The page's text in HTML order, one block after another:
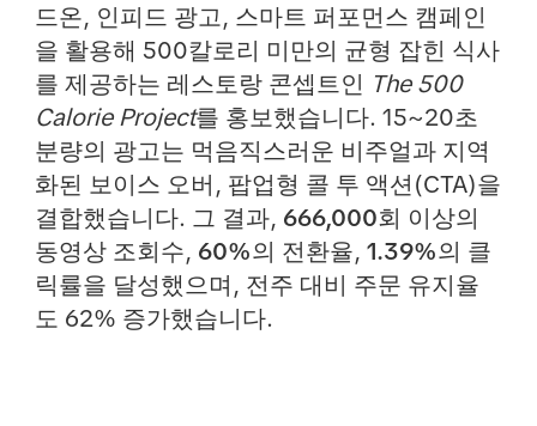
드온, 인피드 광고 , 스마트 퍼포먼스 캠페인
을 활용해 500칼로리 미만의 균형 잡힌 식사
를 제공하는 레스토랑 콘셉트인 The 500
Calorie Project를 홍보했습니다. 15~20초
분량의 광고는 먹음직스러운 비주얼과 지역
화된 보이스 오버, 팝업형 콜 투 액션(CTA)을
결합했습니다. 그 결과, 666,000회 이상의
동영상 조회수, 60%의 전환율, 1.39%의 클
릭률을 달성했으며, 전주 대비 주문 유지율
도 62% 증가했습니다.